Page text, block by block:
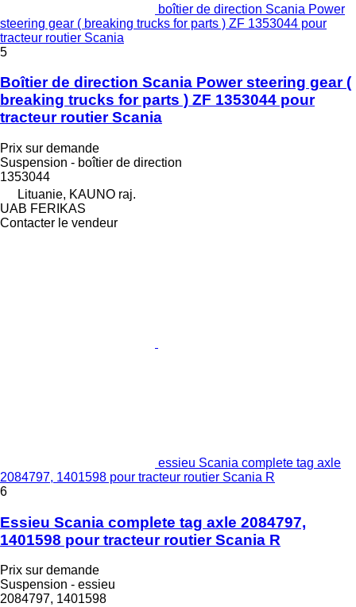
boîtier de direction Scania Power
steering gear ( breaking trucks for parts ) ZF 1353044 pour
tracteur routier Scania
5
Boîtier de direction Scania Power steering gear (
breaking trucks for parts ) ZF 1353044 pour
tracteur routier Scania
Prix sur demande
Suspension - boîtier de direction
1353044
Lituanie, KAUNO raj.
UAB FERIKAS
Contacter le vendeur
essieu Scania complete tag axle
2084797, 1401598 pour tracteur routier Scania R
6
Essieu Scania complete tag axle 2084797,
1401598 pour tracteur routier Scania R
Prix sur demande
Suspension - essieu
2084797, 1401598